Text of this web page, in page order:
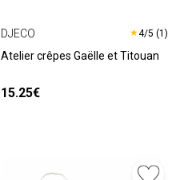
DJECO ★4/5 (1)
Atelier crêpes Gaëlle et Titouan
15.25€